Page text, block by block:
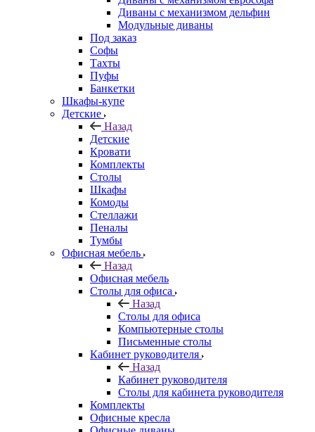
Диваны с механизмом дельфин
Модульные диваны
Под заказ
Софы
Тахты
Пуфы
Банкетки
Шкафы-купе
Детские
Назад
Детские
Кровати
Комплекты
Столы
Шкафы
Комоды
Стеллажи
Пеналы
Тумбы
Офисная мебель
Назад
Офисная мебель
Столы для офиса
Назад
Столы для офиса
Компьютерные столы
Письменные столы
Кабинет руководителя
Назад
Кабинет руководителя
Столы для кабинета руководителя
Комплекты
Офисные кресла